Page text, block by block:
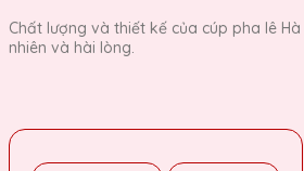
Chất lượng và thiết kế của cúp pha lê
nhiên và hài lòng.